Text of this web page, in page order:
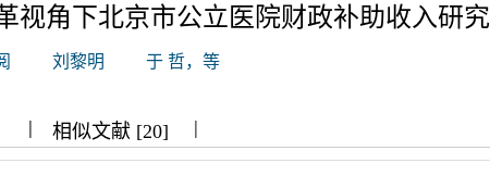
下载排名
浏览排名
视角下北京市公立医院财政补助收入研究
刘黎明 于 哲，等
|||| 相似文献 [20] |||